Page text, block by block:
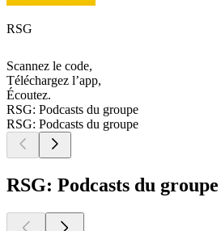
RSG
Scannez le code,
Téléchargez l’app,
Écoutez.
RSG: Podcasts du groupe
RSG: Podcasts du groupe
RSG: Podcasts du groupe